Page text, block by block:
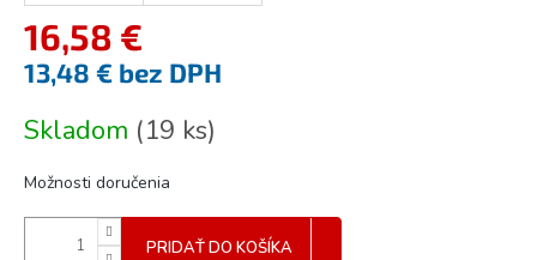
16,58 €
13,48 € bez DPH
cena:
Skladom (19 ks)
Možnosti doručenia
PRIDAŤ DO KOŠÍKA